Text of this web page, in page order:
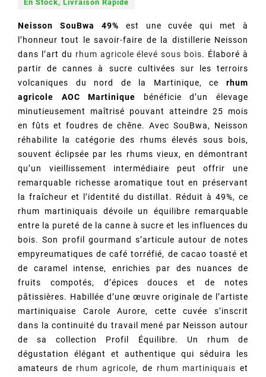
En Stock, Livraison Rapide
Neisson SouBwa 49% est une cuvée qui met à
l’honneur tout le savoir-faire de la distillerie Neisson
dans l’art du rhum agricole élevé sous bois. Élaboré à
partir de cannes à sucre cultivées sur les terroirs
volcaniques du nord de la Martinique, ce rhum
agricole AOC Martinique bénéficie d’un élevage
minutieusement maîtrisé pouvant atteindre 25 mois
en fûts et foudres de chêne. Avec SouBwa, Neisson
réhabilite la catégorie des rhums élevés sous bois,
souvent éclipsée par les rhums vieux, en démontrant
qu’un vieillissement intermédiaire peut offrir une
remarquable richesse aromatique tout en préservant
la fraîcheur et l’identité du distillat. Réduit à 49%, ce
rhum martiniquais dévoile un équilibre remarquable
entre la pureté de la canne à sucre et les influences du
bois. Son profil gourmand s’articule autour de notes
empyreumatiques de café torréfié, de cacao toasté et
de caramel intense, enrichies par des nuances de
fruits compotés, d’épices douces et de notes
pâtissières. Habillée d’une œuvre originale de l’artiste
martiniquaise Carole Aurore, cette cuvée s’inscrit
dans la continuité du travail mené par Neisson autour
de sa collection Profil Équilibre. Un rhum de
dégustation élégant et authentique qui séduira les
amateurs de rhum agricole, de rhum martiniquais et